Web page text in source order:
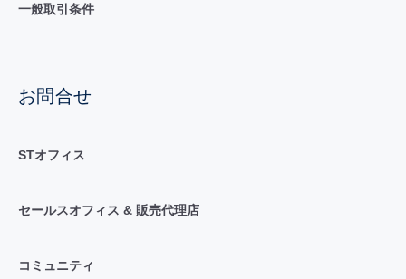
一般取引条件
お問合せ
STオフィス
セールスオフィス & 販売代理店
コミュニティ